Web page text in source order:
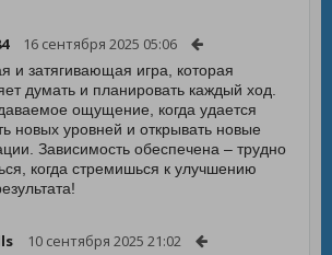
16 сентября 2025 05:06
и затягивающая игра, которая
думать и планировать каждый ход.
ощущение, когда удается
новых уровней и открывать новые
Зависимость обеспечена – трудно
когда стремишься к улучшению
10 сентября 2025 21:02